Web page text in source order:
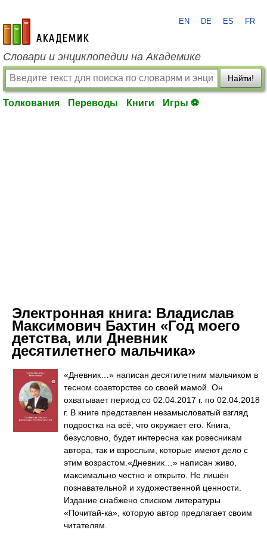
academic.ru
EN DE ES FR
Словари и энциклопедии на Академике
Найти!
Толкования Переводы Книги Игры ⚽
Электронная книга: Владислав
Максимович Бахтин «Год моего
детства, или Дневник
десятилетнего мальчика»
«Дневник…» написан десятилетним мальчиком в
тесном соавторстве со своей мамой. Он
охватывает период со 02.04.2017 г. по 02.04.2018
г. В книге представлен незамысловатый взгляд
подростка на всё, что окружает его. Книга,
безусловно, будет интересна как ровесникам
автора, так и взрослым, которые имеют дело с
этим возрастом.«Дневник…» написан живо,
максимально честно и открыто. Не лишён
познавательной и художественной ценности.
Издание снабжено списком литературы
«Почитай-ка», которую автор предлагает своим
читателям.